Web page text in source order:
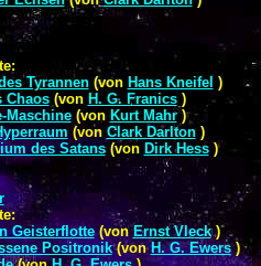
Tyrannen(von Hans Kneifel )
Chaos(von H. G. Franics)
Maschine(von Kurt Mahr)
(von Clark Darlton)
des Satans(von Dirk Hess)
Geisterflotte(vonErnst Vleck)
Positronik(vonH. G. Ewers)